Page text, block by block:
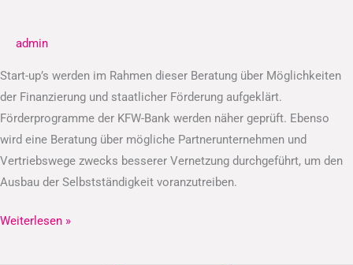
admin
Start-up’s werden im Rahmen dieser Beratung über Möglichkeiten
der Finanzierung und staatlicher Förderung aufgeklärt.
Förderprogramme der KFW-Bank werden näher geprüft. Ebenso
wird eine Beratung über mögliche Partnerunternehmen und
Vertriebswege zwecks besserer Vernetzung durchgeführt, um den
Ausbau der Selbstständigkeit voranzutreiben.
Weiterlesen »